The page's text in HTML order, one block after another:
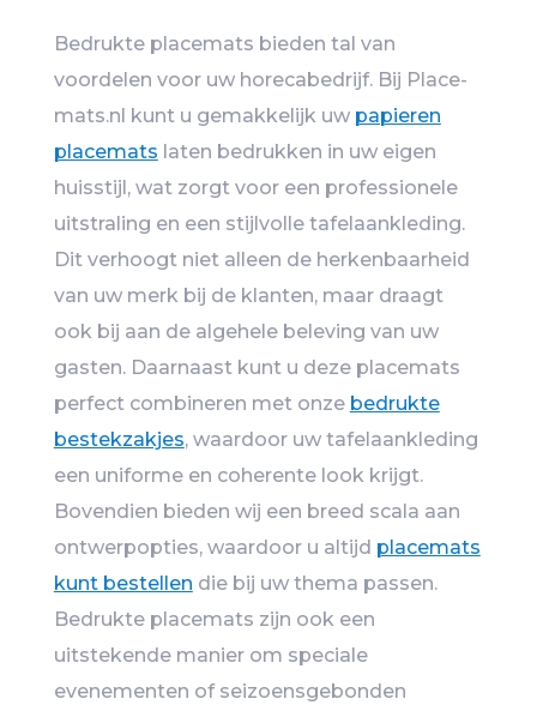
Bedrukte placemats bieden tal van
voordelen voor uw horecabedrijf. Bij Place-
mats.nl kunt u gemakkelijk uw papieren
placemats laten bedrukken in uw eigen
huisstijl, wat zorgt voor een professionele
uitstraling en een stijlvolle tafelaankleding.
Dit verhoogt niet alleen de herkenbaarheid
van uw merk bij de klanten, maar draagt
ook bij aan de algehele beleving van uw
gasten. Daarnaast kunt u deze placemats
perfect combineren met onze bedrukte
bestekzakjes, waardoor uw tafelaankleding
een uniforme en coherente look krijgt.
Bovendien bieden wij een breed scala aan
ontwerpopties, waardoor u altijd placemats
kunt bestellen die bij uw thema passen.
Bedrukte placemats zijn ook een
uitstekende manier om speciale
evenementen of seizoensgebonden